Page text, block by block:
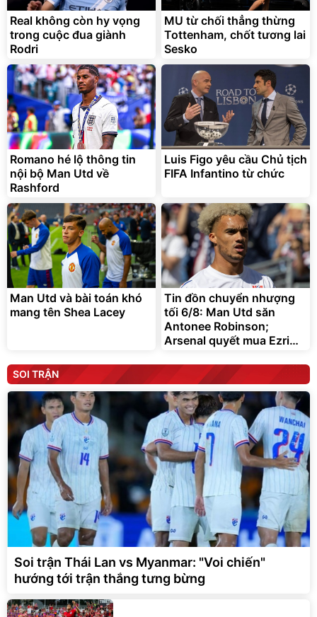
Real không còn hy vọng
trong cuộc đua giành
Rodri
MU từ chối thẳng thừng
Tottenham, chốt tương lai
Sesko
Romano hé lộ thông tin
nội bộ Man Utd về
Rashford
Luis Figo yêu cầu Chủ tịch
FIFA Infantino từ chức
Man Utd và bài toán khó
mang tên Shea Lacey
Tin đồn chuyển nhượng
tối 6/8: Man Utd săn
Antonee Robinson;
Arsenal quyết mua Ezri
SOI TRẬN
Soi trận Thái Lan vs Myanmar: "Voi chiến"
hướng tới trận thắng tưng bừng